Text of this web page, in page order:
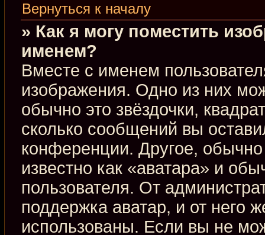
Вернуться к началу
» Как я могу поместить
именем?
Вместе с именем
изображения. Одно из них
обычно это звёздочки,
сколько сообщений вы
конференции. Другое,
известно как «аватара» и
пользователя. От
поддержка аватар, и от него
использованы. Если вы не